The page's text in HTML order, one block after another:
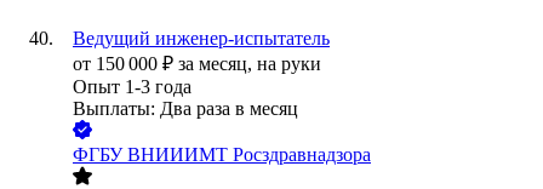
Ведущий инженер-испытатель
от 150 000 ₽ за месяц, на руки
Опыт 1-3 года
Выплаты: Два раза в месяц
ФГБУ ВНИИИМТ Росздравнадзора